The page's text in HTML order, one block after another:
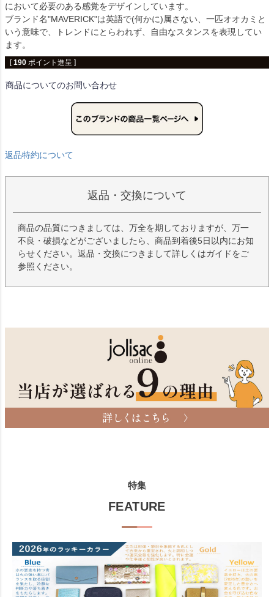
において必要のある感覚をデザインしています。
ブランド名"MAVERICK"は英語で(何かに)属さない、一匹オオカミと
いう意味で、トレンドにとらわれず、自由なスタンスを表現してい
ます。
[ 190 ポイント進呈 ]
商品についてのお問い合わせ
返品特約について
返品・交換について
商品の品質につきましては、万全を期しておりますが、万一
不良・破損などがございましたら、商品到着後5日以内にお知
らせください。返品・交換につきまして詳しくはガイドをご
参照ください。
特集
FEATURE